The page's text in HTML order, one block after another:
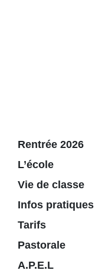
Rentrée 2026
L’école
Vie de classe
Infos pratiques
Tarifs
Pastorale
A.P.E.L